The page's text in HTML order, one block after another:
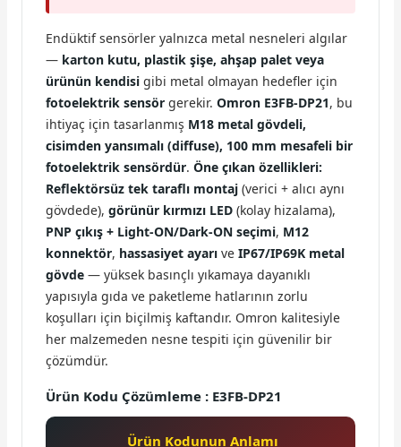
Endüktif sensörler yalnızca metal nesneleri algılar
— karton kutu, plastik şişe, ahşap palet veya
ürünün kendisi gibi metal olmayan hedefler için
fotoelektrik sensör gerekir. Omron E3FB-DP21, bu
ihtiyaç için tasarlanmış M18 metal gövdeli,
cisimden yansımalı (diffuse), 100 mm mesafeli bir
fotoelektrik sensördür. Öne çıkan özellikleri:
Reflektörsüz tek taraflı montaj (verici + alıcı aynı
gövdede), görünür kırmızı LED (kolay hizalama),
PNP çıkış + Light-ON/Dark-ON seçimi, M12
konnektör, hassasiyet ayarı ve IP67/IP69K metal
gövde — yüksek basınçlı yıkamaya dayanıklı
yapısıyla gıda ve paketleme hatlarının zorlu
koşulları için biçilmiş kaftandır. Omron kalitesiyle
her malzemeden nesne tespiti için güvenilir bir
çözümdür.
Ürün Kodu Çözümleme : E3FB-DP21
Ürün Kodunun Anlamı